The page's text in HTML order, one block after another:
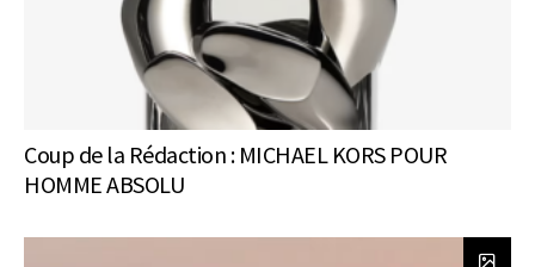
Coup de la Rédaction : MICHAEL KORS POUR
HOMME ABSOLU